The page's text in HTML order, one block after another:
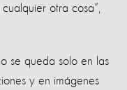
otra cosa”,
se queda solo en las
y en imágenes